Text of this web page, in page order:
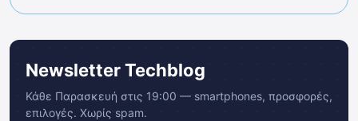
Newsletter Techblog
Κάθε Παρασκευή στις 19:00 — smartphones, προσφορές,
επιλογές. Χωρίς spam.